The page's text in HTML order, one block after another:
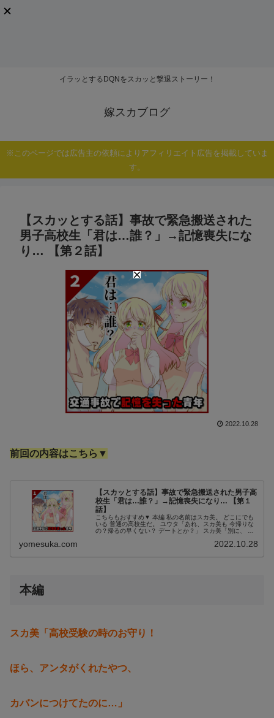
イラッとするDQNをスカッと撃退ストーリー！
嫁スカブログ
※このページでは広告主の依頼によりアフィリエイト広告を掲載していま
す。
【スカッとする話】事故で緊急搬送された
男子高校生「君は…誰？」→記憶喪失にな
り… 【第２話】
2022.10.28
前回の内容はこちら▼
【スカッとする話】事故で緊急搬送された男子高
校生「君は…誰？」→記憶喪失になり… 【第１
話】
こちらもおすすめ▼ 本編 私の名前はスカ美。 どこにでも
いる 普通の高校生だ。 ユウタ「あれ、スカ美も 今帰りな
の？帰るの早くない？ デートとか？」 スカ美「別に、 部
yomesuka.com 2022.10.28
本編
スカ美「高校受験の時のお守り！
ほら、アンタがくれたやつ、
カバンにつけてたのに…」